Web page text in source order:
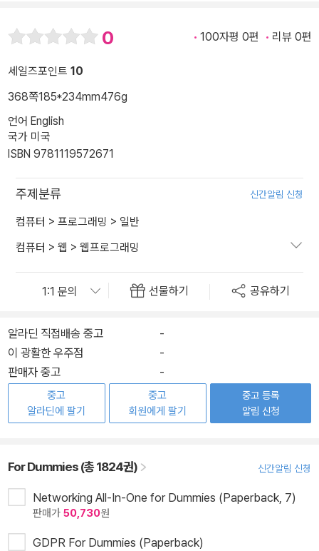
0 100자평 0편 리뷰 0편
세일즈포인트 10
368쪽185*234mm476g
언어 English
국가 미국
ISBN 9781119572671
주제분류 신간알림 신청
컴퓨터 > 프로그래밍 > 일반
컴퓨터 > 웹 > 웹프로그래밍
선물하기 공유하기
알라딘 직접배송 중고
-
이 광활한 우주점
-
판매자 중고
-
중고
알라딘에 팔기
중고
회원에게 팔기
중고 등록
알림 신청
For Dummies (총 1824권) 신간알림 신청
Networking All-In-One for Dummies (Paperback, 7)
판매가 50,730원
GDPR For Dummies (Paperback)